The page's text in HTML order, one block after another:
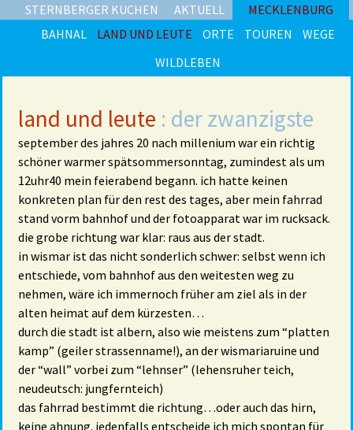
STERNBERGER KUCHEN AKTUELL
MECKLENBURG
BAHNAL
LAND UND LEUTE ORTE TOUREN
WEGE
WILDLEBEN
land und leute : der zwanzigste
september des jahres 20 nach millenium war ein richtig
schöner warmer spätsommersonntag, zumindest als um
12uhr40 mein feierabend begann. ich hatte keinen
konkreten plan für den rest des tages, aber mein fahrrad
stand vorm bahnhof und der fotoapparat war im rucksack.
die grobe richtung war klar: raus aus der stadt.
in wismar ist das nicht sonderlich schwer: selbst wenn ich
entschiede, vom bahnhof aus den weitesten weg zu
nehmen, wäre ich immernoch früher am ziel als in der
alten heimat auf dem kürzesten…
durch die stadt ist albern, also wie meistens zum “platten
kamp” (geiler strassenname!), an der wismariaruine und
der “wall” vorbei zum “lehnser” (lehensruher teich,
neudeutsch: jungfernteich)
das fahrrad bestimmt die richtung…oder auch das hirn,
keine ahnung. jedenfalls entscheide ich mich spontan für